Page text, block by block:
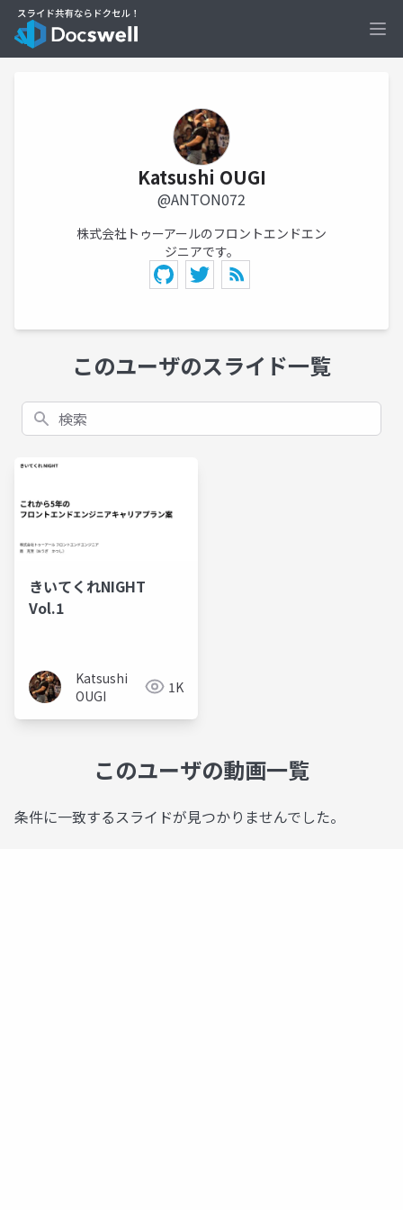
Katsushi OUGI
@ANTON072
株式会社トゥーアールのフロントエンドエン
ジニアです。
このユーザのスライド一覧
検索
きいてくれNIGHT
Vol.1
Katsushi
OUGI
1K
このユーザの動画一覧
条件に一致するスライドが見つかりませんでした。